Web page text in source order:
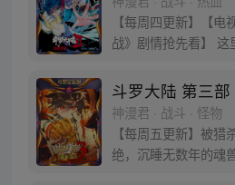
【每周四更新】【
战》剧情抢先看】
后的斗罗大陆上，唐
浩横空出世，一切的
门暗器能否重振雄风
一切尽绝世唐门！
斗罗大陆 第三
神漫君 · 战斗 · 怪物
【每周五更新】被
绝，沉睡无数年的魂